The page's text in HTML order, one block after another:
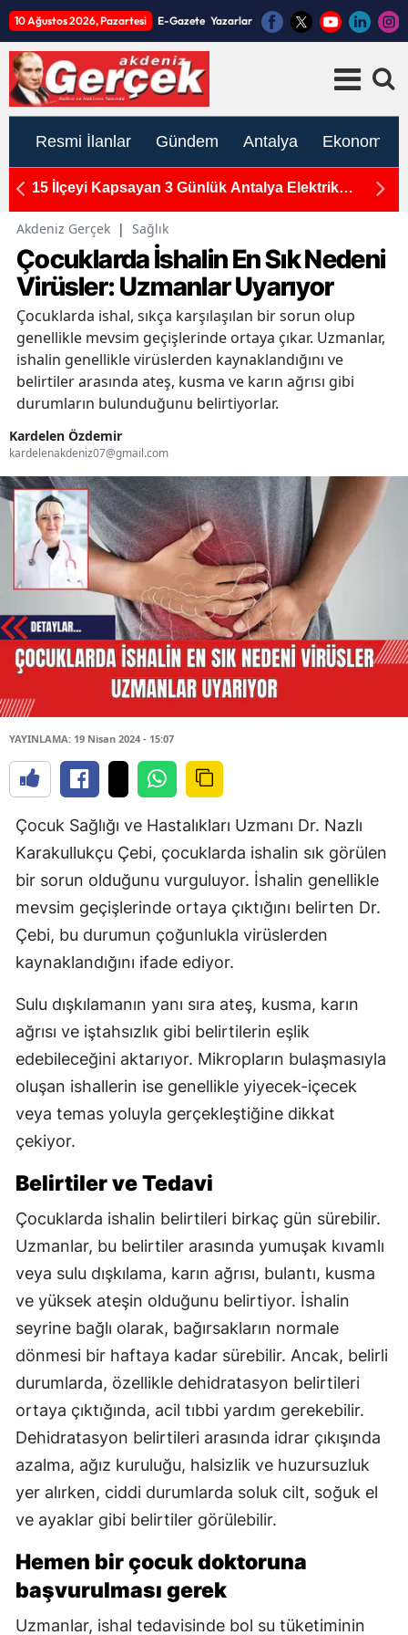
10 Ağustos 2026, Pazartesi E-Gazete Yazarlar
Resmi İlanlar Gündem Antalya Ekonomi
15 İlçeyi Kapsayan 3 Günlük Antalya Elektrik
Akdeniz Gerçek | Sağlık
Çocuklarda İshalin En Sık Nedeni
Virüsler: Uzmanlar Uyarıyor
Çocuklarda ishal, sıkça karşılaşılan bir sorun olup
genellikle mevsim geçişlerinde ortaya çıkar. Uzmanlar,
ishalin genellikle virüslerden kaynaklandığını ve
belirtiler arasında ateş, kusma ve karın ağrısı gibi
durumların bulunduğunu belirtiyorlar.
Kardelen Özdemir
kardelenakdeniz07@gmail.com
YAYINLAMA: 19 Nisan 2024 - 15:07
Çocuk Sağlığı ve Hastalıkları Uzmanı Dr. Nazlı
Karakullukçu Çebi, çocuklarda ishalin sık görülen
bir sorun olduğunu vurguluyor. İshalin genellikle
mevsim geçişlerinde ortaya çıktığını belirten Dr.
Çebi, bu durumun çoğunlukla virüslerden
kaynaklandığını ifade ediyor.
Sulu dışkılamanın yanı sıra ateş, kusma, karın
ağrısı ve iştahsızlık gibi belirtilerin eşlik
edebileceğini aktarıyor. Mikropların bulaşmasıyla
oluşan ishallerin ise genellikle yiyecek-içecek
veya temas yoluyla gerçekleştiğine dikkat
çekiyor.
Belirtiler ve Tedavi
Çocuklarda ishalin belirtileri birkaç gün sürebilir.
Uzmanlar, bu belirtiler arasında yumuşak kıvamlı
veya sulu dışkılama, karın ağrısı, bulantı, kusma
ve yüksek ateşin olduğunu belirtiyor. İshalin
seyrine bağlı olarak, bağırsakların normale
dönmesi bir haftaya kadar sürebilir. Ancak, belirli
durumlarda, özellikle dehidratasyon belirtileri
ortaya çıktığında, acil tıbbi yardım gerekebilir.
Dehidratasyon belirtileri arasında idrar çıkışında
azalma, ağız kuruluğu, halsizlik ve huzursuzluk
yer alırken, ciddi durumlarda soluk cilt, soğuk el
ve ayaklar gibi belirtiler görülebilir.
Hemen bir çocuk doktoruna
başvurulması gerek
Uzmanlar, ishal tedavisinde bol su tüketiminin